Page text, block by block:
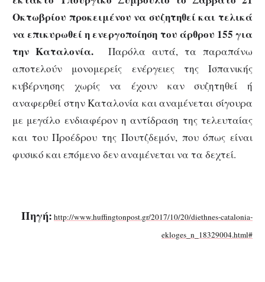
Οκτωβρίου προκειμένου να συζητηθεί και τελικά
να επικυρωθεί η ενεργοποίηση του άρθρου 155 για
την Καταλονία. Παρόλα αυτά, τα παραπάνω
αποτελούν μονομερείς ενέργειες της Ισπανικής
κυβέρνησης χωρίς να έχουν καν συζητηθεί ή
αναφερθεί στην Καταλονία και αναμένεται σίγουρα
με μεγάλο ενδιαφέρον η αντίδραση της τελευταίας
και του Προέδρου της Πουτζδεμόν, που όπως είναι
φυσικό και επόμενο δεν αναμένεται να τα δεχτεί.
Πηγή: http://www.huffingtonpost.gr/2017/10/20/diethnes-catalonia-
ekloges_n_18329004.html#